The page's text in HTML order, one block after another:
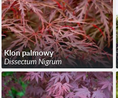
Klon palmowy
Dissectum Nigrum